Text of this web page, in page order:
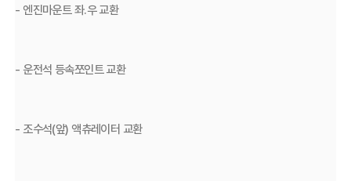
- 엔진마운트 좌.우 교환
- 운전석 등속쪼인트 교환
- 조수석(앞) 액츄레이터 교환